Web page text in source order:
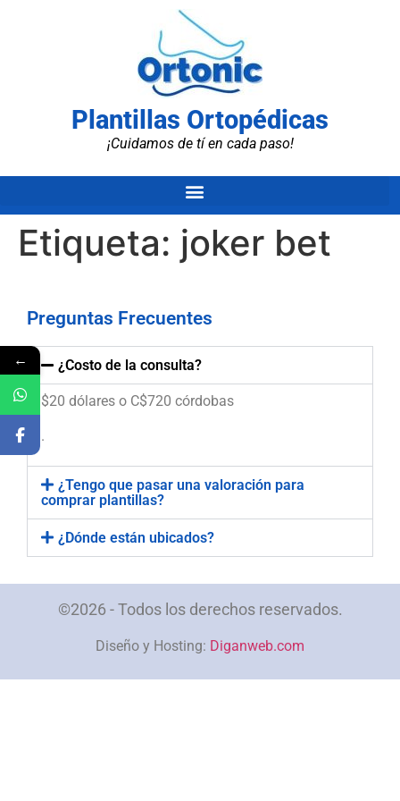
Plantillas Ortopédicas
¡Cuidamos de tí en cada paso!
Etiqueta: joker bet
Preguntas Frecuentes
¿Costo de la consulta?
$20 dólares o C$720 córdobas
.
¿Tengo que pasar una valoración para
comprar plantillas?
¿Dónde están ubicados?
©2026 - Todos los derechos reservados.
Diseño y Hosting: Diganweb.com
←